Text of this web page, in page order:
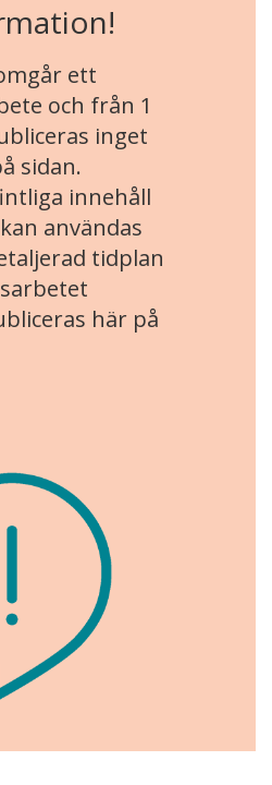
ett
och från 1
inget
sidan.
innehåll
användas
tidplan
här på